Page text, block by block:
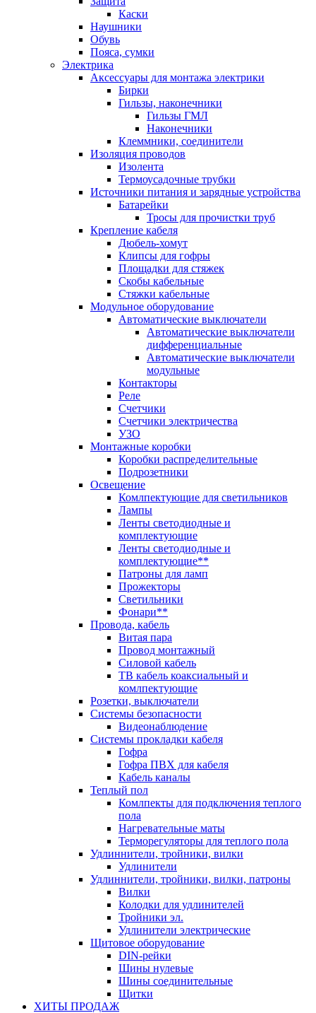
Каски
Наушники
Обувь
Пояса, сумки
Электрика
Аксессуары для монтажа электрики
Бирки
Гильзы, наконечники
Гильзы ГМЛ
Наконечники
Клеммники, соединители
Изоляция проводов
Изолента
Термоусадочные трубки
Источники питания и зарядные устройства
Батарейки
Тросы для прочистки труб
Крепление кабеля
Дюбель-хомут
Клипсы для гофры
Площадки для стяжек
Скобы кабельные
Стяжки кабельные
Модульное оборудование
Автоматические выключатели
Автоматические выключатели
дифференциальные
Автоматические выключатели
модульные
Контакторы
Реле
Счетчики
Счетчики электричества
УЗО
Монтажные коробки
Коробки распределительные
Подрозетники
Освещение
Комлпектующие для светильников
Лампы
Ленты светодиодные и
комплектующие
Ленты светодиодные и
комплектующие**
Патроны для ламп
Прожекторы
Светильники
Фонари**
Провода, кабель
Витая пара
Провод монтажный
Силовой кабель
ТВ кабель коаксиальный и
комлпектующие
Розетки, выключатели
Системы безопасности
Видеонаблюдение
Системы прокладки кабеля
Гофра
Гофра ПВХ для кабеля
Кабель каналы
Теплый пол
Комлпекты для подключения теплого
пола
Нагревательные маты
Терморегуляторы для теплого пола
Удлиннители, тройники, вилки
Удлинители
Удлиннители, тройники, вилки, патроны
Вилки
Колодки для удлинителей
Тройники эл.
Удлинители электрические
Щитовое оборудование
DIN-рейки
Шины нулевые
Шины соединительные
Щитки
ХИТЫ ПРОДАЖ